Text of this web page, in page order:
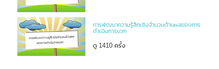
การพัฒนาความรู้ลึกเชิงจำนวนด้านผลของการ
ดำเนินการบวก
ดู 1410 ครั้ง